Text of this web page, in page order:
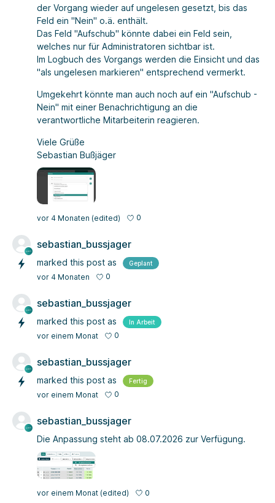
der Vorgang wieder auf ungelesen gesetzt, bis das
Feld ein "Nein" o.ä. enthält.
Das Feld "Aufschub" könnte dabei ein Feld sein,
welches nur für Administratoren sichtbar ist.
Im Logbuch des Vorgangs werden die Einsicht und das
"als ungelesen markieren" entsprechend vermerkt.
Umgekehrt könnte man auch noch auf ein "Aufschub -
Nein" mit einer Benachrichtigung an die
verantwortliche Mitarbeiterin reagieren.
Viele Grüße
Sebastian Bußjäger
vor 4 Monaten (edited) 0
sebastian_bussjager
marked this post as Geplant
vor 4 Monaten 0
sebastian_bussjager
marked this post as In Arbeit
vor einem Monat 0
sebastian_bussjager
marked this post as Fertig
vor einem Monat 0
sebastian_bussjager
Die Anpassung steht ab 08.07.2026 zur Verfügung.
vor einem Monat (edited) 0